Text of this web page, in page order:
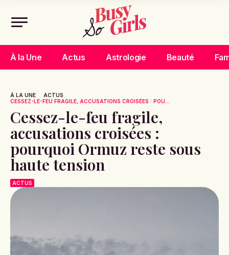
À la Une Actus Astrologie Beauté
À LA UNE
ACTUS
CESSEZ-LE-FEU FRAGILE, ACCUSATIONS CROISÉES : POU...
Cessez-le-feu fragile,
accusations croisées :
pourquoi Ormuz reste sous
haute tension
ACTUS